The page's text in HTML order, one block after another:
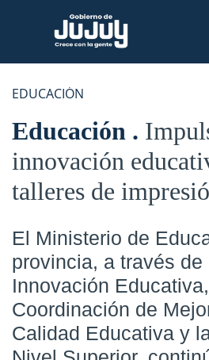
EDUCACIÓN
Educación
innovación
talleres de
El Ministerio de
provincia, a través
Innovación
Coordinación de
Calidad Educativa y